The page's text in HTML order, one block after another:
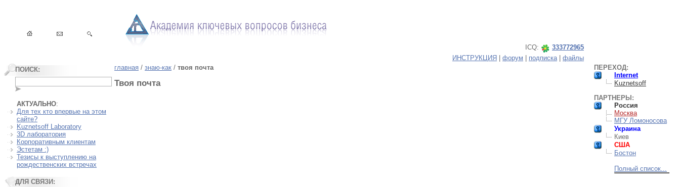
ICQ:
333772965
ИНСТРУКЦИЯ
форум подписка| файлы
ПОИСК:
АКТУАЛЬНО:
Для тех кто впервые на этом
сайте?
Kuznetsoff Laboratory
3D лаборатория
Корпоративным клиентам
Эстетам :)
Тезисы к выступлению на
рождественских встречах
ДЛЯ СВЯЗИ:
главная / знаю-как / твоя почта
Твоя почта
ПЕРЕХОД:
Internet
Kuznetsoff
ПАРТНЕРЫ:
Россия
Москва
МГУ Ломоносова
Украина
Киев
США
Бостон
Полный список...